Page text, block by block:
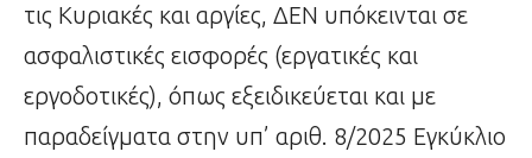
τις Κυριακές και αργίες, ΔΕΝ υπόκεινται σε
ασφαλιστικές εισφορές (εργατικές και
εργοδοτικές), όπως εξειδικεύεται και με
παραδείγματα στην υπ’ αριθ. 8/2025 Εγκύκλιο